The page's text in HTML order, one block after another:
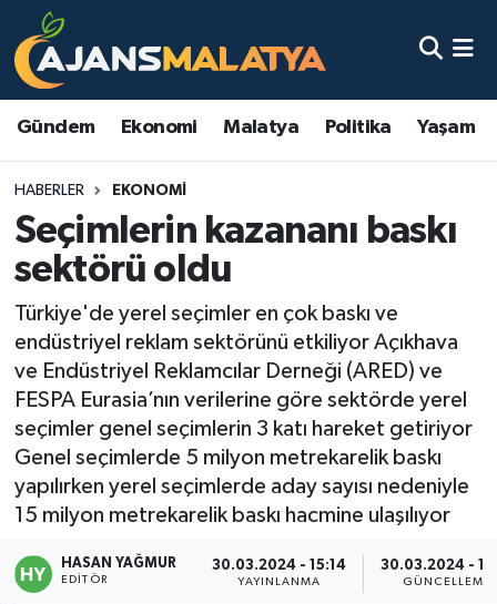
Gündem Ekonomi Malatya Politika Yaşam
HABERLER EKONOMI
Seçimlerin kazananı baskı
sektörü oldu
Türkiye'de yerel seçimler en çok baskı ve
endüstriyel reklam sektörünü etkiliyor Açıkhava
ve Endüstriyel Reklamcılar Derneği (ARED) ve
FESPA Eurasia’nın verilerine göre sektörde yerel
seçimler genel seçimlerin 3 katı hareket getiriyor
Genel seçimlerde 5 milyon metrekarelik baskı
yapılırken yerel seçimlerde aday sayısı nedeniyle
15 milyon metrekarelik baskı hacmine ulaşılıyor
HASAN YAĞMUR
EDITÖR
30.03.2024 - 15:14
YAYINLANMA
30.03.2024 -
GÜNCELLEME
Asayiş
Eğitim
Ekonomi
Gündem
Kadın
Kültür & Sanat
Magazin
Malatya Nöbetçi Eczaneler
Malatya Namaz Vakitleri
Malatya Trafik Yoğunluk Haritası
TFF 3.Lig 2.Grup Puan Durumu ve Fikstür
Tüm Manşetler
Son Dakika Haberleri
Haber Arşivi